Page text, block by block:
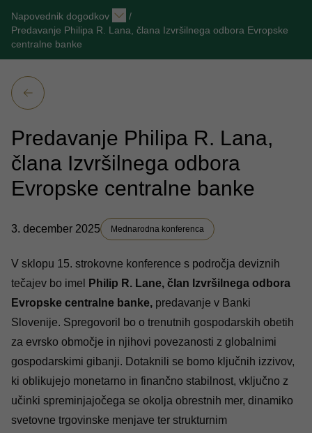
Napovednik dogodkov
/
Predavanje Philipa R. Lana, člana Izvršilnega odbora Evropske
centralne banke
Predavanje Philipa R. Lana,
člana Izvršilnega odbora
Evropske centralne banke
3. december 2025 Mednarodna konferenca
V sklopu 15. strokovne konference s področja deviznih
tečajev bo imel
Philip R. Lane, član Izvršilnega odbora
Evropske centralne banke, predavanje v Banki
Slovenije. Spregovoril bo o trenutnih gospodarskih obetih
za evrsko območje in njihovi povezanosti z globalnimi
gospodarskimi gibanji. Dotaknili se bomo ključnih izzivov,
ki oblikujejo monetarno in finančno stabilnost, vključno z
učinki spreminjajočega se okolja obrestnih mer, dinamiko
svetovne trgovinske menjave ter strukturnim